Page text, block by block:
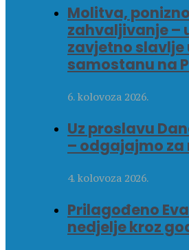
Molitva,
zahvaljivanje –
zavjetno slavlje
samostanu na
6. kolovoza 2026.
Uz proslavu
– odgajajmo za
4. kolovoza 2026.
Prilagođeno
nedjelje kroz